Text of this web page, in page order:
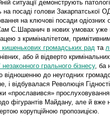
ситуації демонструють
на посаді голови Закарпатської
на ключові посади одіозних
С.Шаранич в нових умовах уже
з криміналітетом,
громадських рад та
або й відверто
грального бізнесу, ба
до неугодних
і відбувалася Революція
«прославився»
фігурантів Майдану, але й вже
корупційною пропозицією.